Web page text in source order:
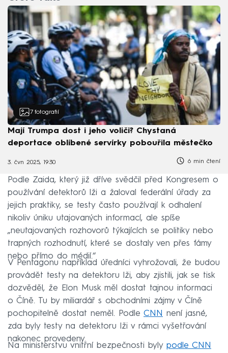
7 fotografií
Mají Trumpa dost i jeho voliči? Chystaná
deportace oblíbené servírky pobouřila městečko
3. čvn 2025, 19:30 6 min čtení
Podle Zaida, který již dříve svědčil před Kongresem o
používání detektorů lži a žaloval federální úřady za
jejich praktiky, se testy často používají k odhalení
nikoliv úniku utajovaných informací, ale spíše
„neutajovaných rozhovorů týkajících se politiky nebo
trapných rozhodnutí, které se dostaly ven přes fámy
nebo přímo do médií.“
V Pentagonu například úředníci vyhrožovali, že budou
provádět testy na detektoru lži, aby zjistili, jak se tisk
dozvěděl, že Elon Musk měl dostat tajnou informaci
o Číně. Tu by miliardář s obchodními zájmy v Číně
pochopitelně dostat neměl. Podle CNN není jasné,
zda byly testy na detektoru lži v rámci vyšetřování
nakonec provedeny.
Na ministerstvu vnitřní bezpečnosti byly podle CNN